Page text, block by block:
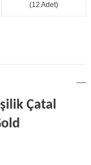
(12 Adet)
Çatal